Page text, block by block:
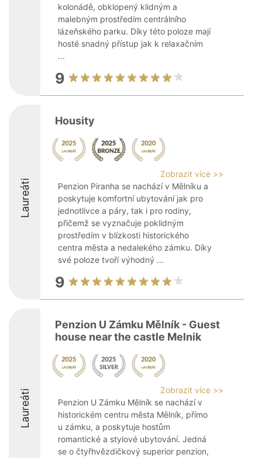
kolonádě, obklopený klidným a
malebným prostředím centrálního
lázeňského parku. Díky této poloze mají
hosté snadný přístup jak k relaxačním
...
9
Laureáti
Housity
Zobrazit více >>
Penzion Piranha se nachází v Mělníku a
poskytuje komfortní ubytování jak pro
jednotlivce a páry, tak i pro rodiny,
přičemž se vyznačuje poklidným
prostředím v blízkosti historického
centra města a nedalekého zámku. Díky
své poloze tvoří výhodný ...
9
Laureáti
Penzion U Zámku Mělník - Guest
house near the castle Melnik
Zobrazit více >>
Penzion U Zámku Mělník se nachází v
historickém centru města Mělník, přímo
u zámku, a poskytuje hostům
romantické a stylové ubytování. Jedná
se o čtyřhvězdičkový superior penzion,